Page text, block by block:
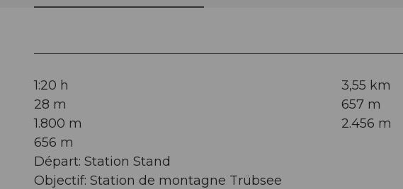
1:20 h
3,55 km
28 m
657 m
1.800 m
2.456 m
656 m
Départ: Station Stand
Objectif: Station de montagne Trübsee